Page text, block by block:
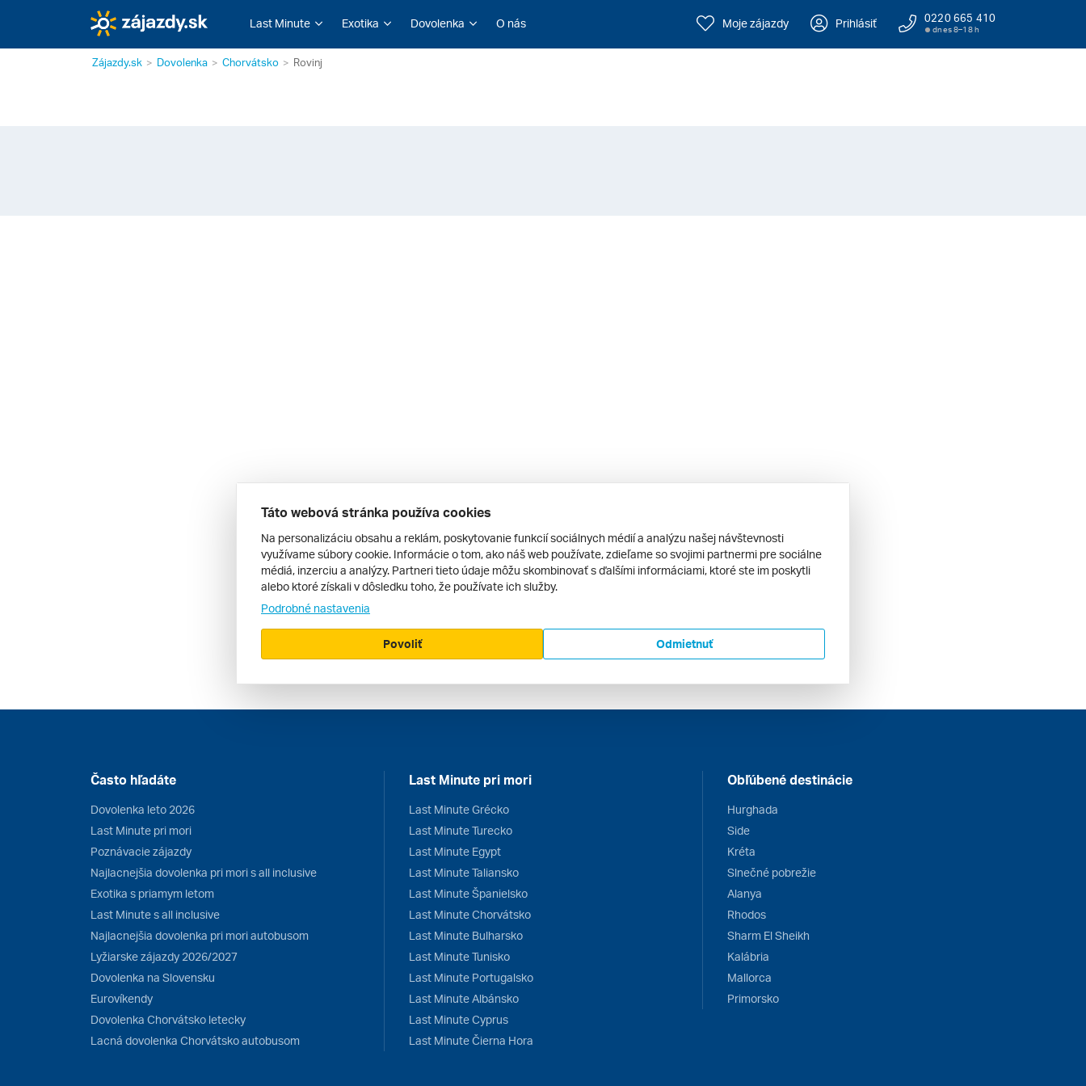
Last Minute Exotika Dovolenka O nás Moje zájazdy Prihlásiť 0220 665 410
dnes 8–18 h
Zájazdy.sk Dovolenka Chorvátsko Rovinj
Často hľadáte
Dovolenka leto 2026
Last Minute pri mori
Poznávacie zájazdy
Najlacnejšia dovolenka pri mori s all inclusive
Exotika s priamym letom
Last Minute s all inclusive
Najlacnejšia dovolenka pri mori autobusom
Lyžiarske zájazdy 2026/2027
Dovolenka na Slovensku
Eurovíkendy
Dovolenka Chorvátsko letecky
Lacná dovolenka Chorvátsko autobusom
Last Minute pri mori
Last Minute Grécko
Last Minute Turecko
Last Minute Egypt
Last Minute Taliansko
Last Minute Španielsko
Last Minute Chorvátsko
Last Minute Bulharsko
Last Minute Tunisko
Last Minute Portugalsko
Last Minute Albánsko
Last Minute Cyprus
Last Minute Čierna Hora
Obľúbené destinácie
Hurghada
Side
Kréta
Slnečné pobrežie
Alanya
Rhodos
Sharm El Sheikh
Kalábria
Mallorca
Primorsko
Táto webová stránka používa cookies
Na personalizáciu obsahu a reklám, poskytovanie funkcií sociálnych médií a analýzu našej návštevnosti
využívame súbory cookie. Informácie o tom, ako náš web používate, zdieľame so svojimi partnermi pre sociálne
médiá, inzerciu a analýzy. Partneri tieto údaje môžu skombinovať s ďalšími informáciami, ktoré ste im poskytli
alebo ktoré získali v dôsledku toho, že používate ich služby.
Podrobné nastavenia
Odmietnuť
Povoliť